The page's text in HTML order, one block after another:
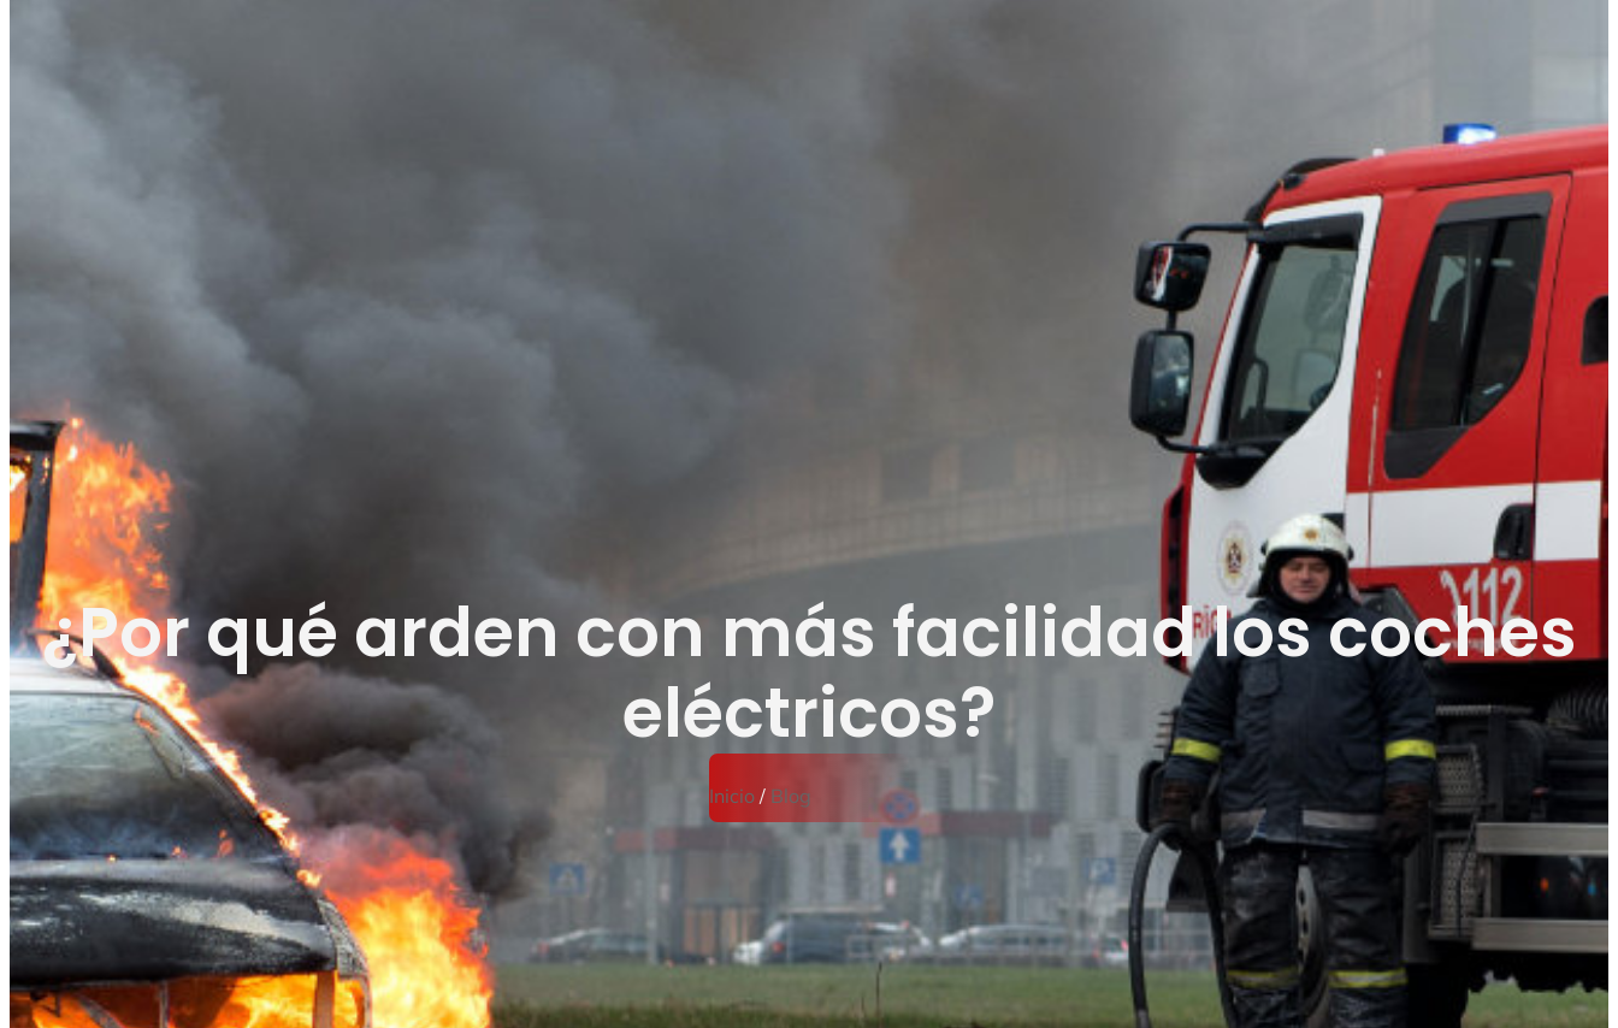
¿Por qué arden con más facilidad los coches
eléctricos?
Inicio/ Blog